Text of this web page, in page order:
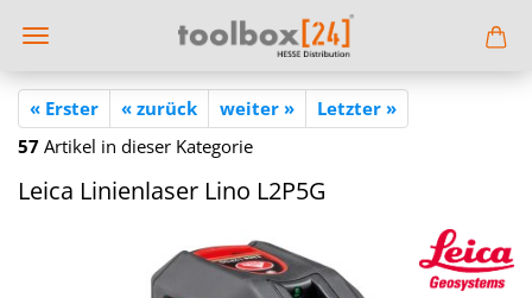
« Erster « zurück weiter »
Letzter »
57 Artikel in dieser Kategorie
Leica Li­ni­en­la­ser Lino L2P5G